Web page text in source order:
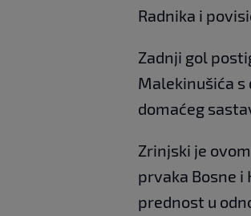
Radnika i
Zadnji gol
Malekinušića
domaćeg
Zrinjski je
prvaka Bosne
prednost u